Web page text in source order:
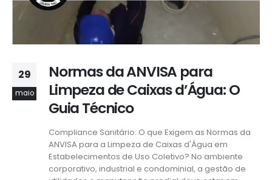
29
maio
Normas da ANVISA para
Limpeza de Caixas d’Água: O
Guia Técnico
Compliance Sanitário: O que Exigem as Normas da
ANVISA para a Limpeza de Caixas d'Água em
Estabelecimentos de Uso Coletivo? No ambiente
corporativo, industrial e condominial, a gestão de